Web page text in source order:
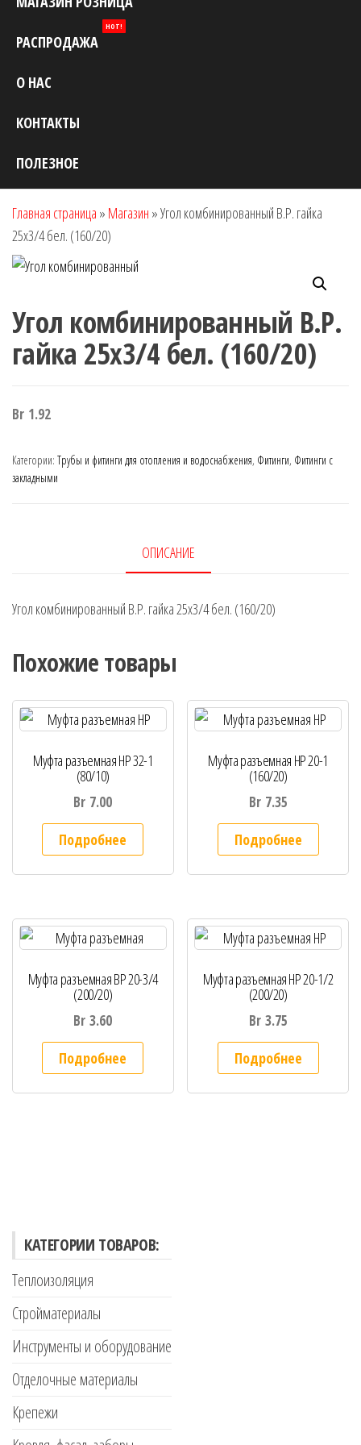
РАСПРОДАЖА
HOT!
О НАС
КОНТАКТЫ
ПОЛЕЗНОЕ
Главная страница » Магазин »Угол комбинированный В.Р. гайка
25х3/4 бел. (160/20)
Угол комбинированный В.Р.
гайка 25х3/4 бел. (160/20)
Br 1.92
Категории: Трубы и фитинги для отопления и водоснабжения, Фитинги, Фитинги с
закладными
ОПИСАНИЕ
Угол комбинированный В.Р. гайка 25х3/4 бел. (160/20)
Похожие товары
Муфта разъемная НР 32-1
(80/10)
Br 7.00
Подробнее
Муфта разъемная НР 20-1
(160/20)
Br 7.35
Подробнее
Муфта разъемная ВР 20-3/4
(200/20)
Br 3.60
Подробнее
Муфта разъемная НР 20-1/2
(200/20)
Br 3.75
Подробнее
КАТЕГОРИИ ТОВАРОВ:
Теплоизоляция
Стройматериалы
Инструменты и оборудование
Отделочные материалы
Крепежи